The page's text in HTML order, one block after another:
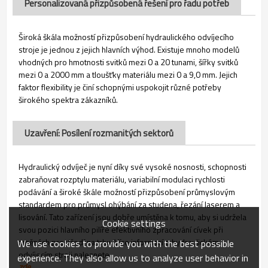
Personalizovaná přizpůsobená řešení pro řadu potřeb
Široká škála možností přizpůsobení hydraulického odvíjecího
stroje je jednou z jejich hlavních výhod. Existuje mnoho modelů
vhodných pro hmotnosti svitků mezi 0 a 20 tunami, šířky svitků
mezi 0 a 2000 mm a tloušťky materiálu mezi 0 a 9,0 mm. Jejich
faktor flexibility je činí schopnými uspokojit různé potřeby
širokého spektra zákazníků.
Uzavření: Posílení rozmanitých sektorů
Hydraulický odvíječ je nyní díky své vysoké nosnosti, schopnosti
zabraňovat rozptylu materiálu, variabilní modulaci rychlosti
podávání a široké škále možností přizpůsobení průmyslovým
standardem pro průmysl ohýbání za studena, řezání laserem a
lisování. Tato zařízení jsou dobře umístěna k tomu, aby si udržela
svou pozici hlavního pilíře efektivního zpracování cívek při
změnách prostředí na trhu. Více informací o hydraulickém
odvíjecím stroji naleznete
Cookie settings
We use cookies to provide you with the best possible
experience. They also allow us to analyze user behavior in